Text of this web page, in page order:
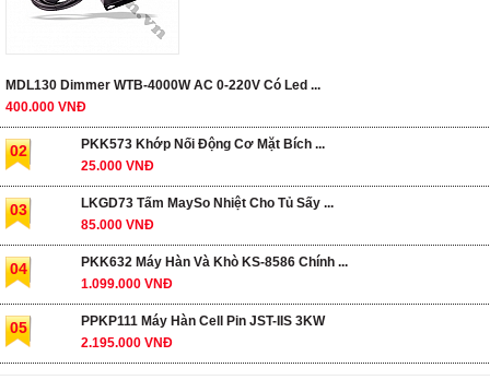
MDL130 Dimmer WTB-4000W AC 0-220V Có Led ...
400.000 VNĐ
02
PKK573 Khớp Nối Động Cơ Mặt Bích ...
25.000 VNĐ
03
LKGD73 Tấm MaySo Nhiệt Cho Tủ Sấy ...
85.000 VNĐ
04
PKK632 Máy Hàn Và Khò KS-8586 Chính ...
1.099.000 VNĐ
05
PPKP111 Máy Hàn Cell Pin JST-IIS 3KW
2.195.000 VNĐ